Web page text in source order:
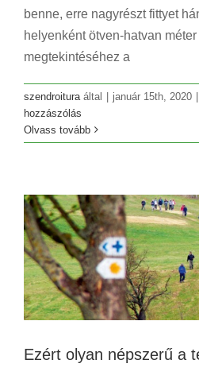
benne, erre nagyrészt fittyet
helyenként ötven-hatvan
megtekintéséhez a
szendroitura által január 15th, 2020
hozzászólás
Olvass tovább
Ezért olyan népszerű a
Ezért olyan népszerű a